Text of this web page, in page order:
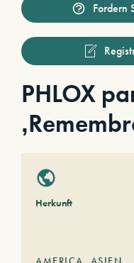
Fordern
PHLOX
Herkunft